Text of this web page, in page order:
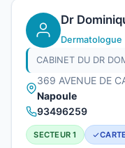
Dr
Dermatologue
CABINET DU DR
369 AVENUE DE
Napoule
93496259
SECTEUR 1